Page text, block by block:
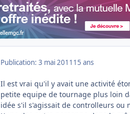
Publication: 3 mai 2011 15 ans
Il est vrai qu'il y avait une activité
petite equipe de tournage plus loin
idée s'il s'agissait de controlleurs ou